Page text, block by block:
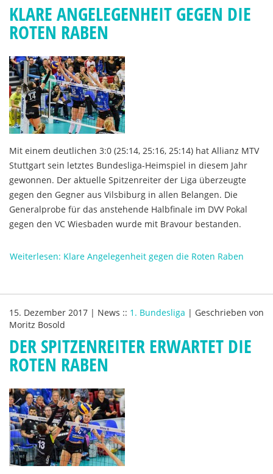
KLARE ANGELEGENHEIT GEGEN DIE
ROTEN RABEN
Mit einem deutlichen 3:0 (25:14, 25:16, 25:14) hat Allianz MTV
Stuttgart sein letztes Bundesliga-Heimspiel in diesem Jahr
gewonnen. Der aktuelle Spitzenreiter der Liga überzeugte
gegen den Gegner aus Vilsbiburg in allen Belangen. Die
Generalprobe für das anstehende Halbfinale im DVV Pokal
gegen den VC Wiesbaden wurde mit Bravour bestanden.
Weiterlesen: Klare Angelegenheit gegen die Roten Raben
15. Dezember 2017 | News :: 1. Bundesliga | Geschrieben von
Moritz Bosold
DER SPITZENREITER ERWARTET DIE
ROTEN RABEN